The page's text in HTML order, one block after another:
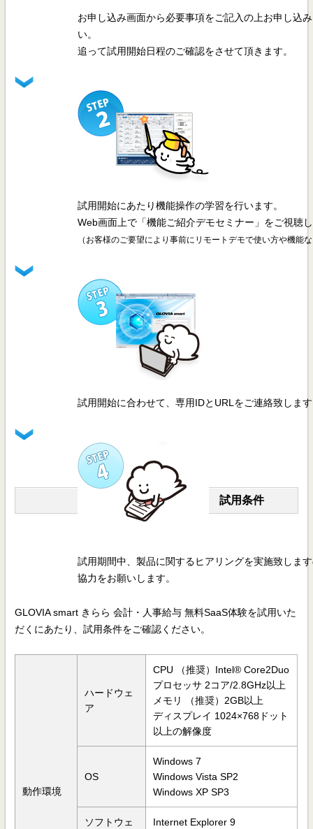
お申し込み画面から必要事項をご記入の上お申し込
い。
追って試用開始日程のご確認をさせて頂きます。
試用開始にあたり機能操作の学習を行います。
Web画面上で「機能ご紹介デモセミナー」をご視聴
（お客様のご要望により事前にリモートデモで使い方や機能
試用開始に合わせて、専用IDとURLをご連絡致しま
試用期間中、製品に関するヒアリングを実施致しま
協力をお願いします。
試用条件
GLOVIA smart きらら 会計・人事給与 無料SaaS体験を試用いた
だくにあたり、試用条件をご確認ください。
動作環境
ハードウェ
ア
CPU （推奨）Intel® Core2Duo
プロセッサ 2コア/2.8GHz以上
メモリ （推奨）2GB以上
ディスプレイ 1024×768ドット
以上の解像度
OS
Windows 7
Windows Vista SP2
Windows XP SP3
ソフトウェ
Internet Explorer 9